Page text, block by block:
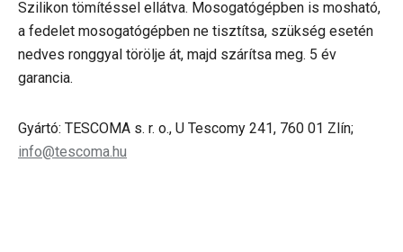
Szilikon tömítéssel ellátva. Mosogatógépben is mosható,
a fedelet mosogatógépben ne tisztítsa, szükség esetén
nedves ronggyal törölje át, majd szárítsa meg. 5 év
garancia.
Gyártó: TESCOMA s. r. o., U Tescomy 241, 760 01 Zlín;
info@tescoma.hu